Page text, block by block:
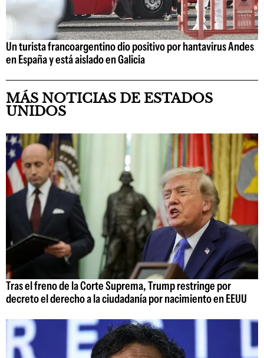
Un turista francoargentino dio positivo por hantavirus Andes
en España y está aislado en Galicia
MÁS NOTICIAS DE ESTADOS
UNIDOS
Tras el freno de la Corte Suprema, Trump restringe por
decreto el derecho a la ciudadanía por nacimiento en EEUU